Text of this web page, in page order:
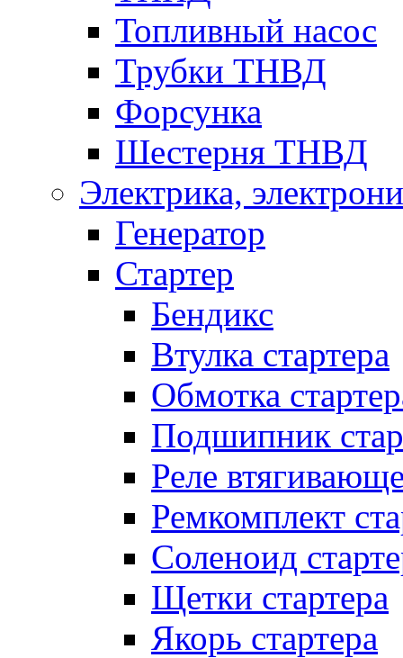
Топливный насос
Трубки ТНВД
Форсунка
Шестерня ТНВД
Электрика,
Генератор
Стартер
Бендикс
Втулка стартера
Обмотка
Подшипник
Реле
Ремкомплект
Соленоид
Щетки стартера
Якорь стартера